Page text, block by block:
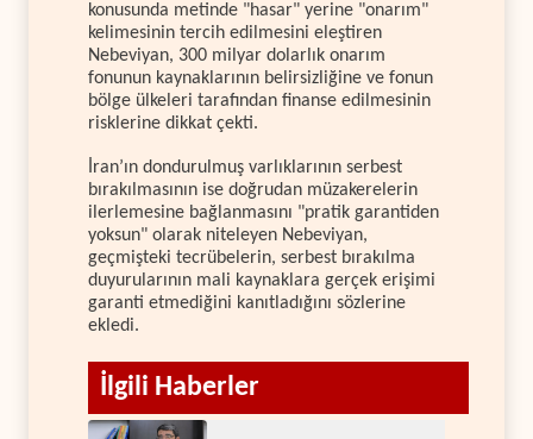
konusunda metinde "hasar" yerine "onarım"
kelimesinin tercih edilmesini eleştiren
Nebeviyan, 300 milyar dolarlık onarım
fonunun kaynaklarının belirsizliğine ve fonun
bölge ülkeleri tarafından finanse edilmesinin
risklerine dikkat çekti.
İran’ın dondurulmuş varlıklarının serbest
bırakılmasının ise doğrudan müzakerelerin
ilerlemesine bağlanmasını "pratik garantiden
yoksun" olarak niteleyen Nebeviyan,
geçmişteki tecrübelerin, serbest bırakılma
duyurularının mali kaynaklara gerçek erişimi
garanti etmediğini kanıtladığını sözlerine
ekledi.
İlgili Haberler